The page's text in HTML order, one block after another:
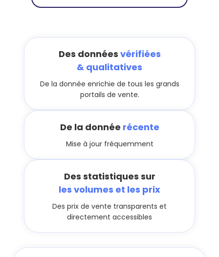
Des données vérifiées
& qualitatives
De la donnée enrichie de tous les grands
portails de vente.
De la donnée récente
Mise à jour fréquemment
Des statistiques sur
les volumes et les prix
Des prix de vente transparents et
directement accessibles